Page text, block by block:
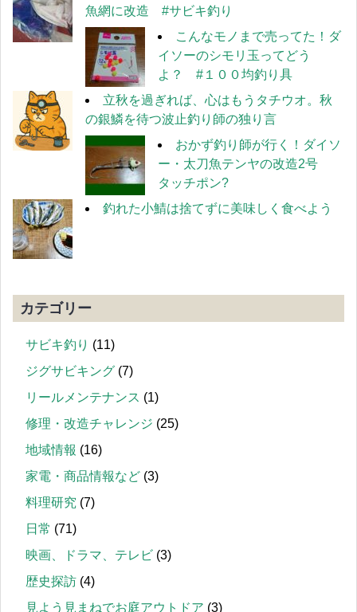
魚網に改造 #サビキ釣り
こんなモノまで売ってた！ダ
イソーのシモリ玉ってどう
よ？ #１００均釣り具
立秋を過ぎれば、心はもうタチウオ。秋
の銀鱗を待つ波止釣り師の独り言
おかず釣り師が行く！ダイソ
ー・太刀魚テンヤの改造2号
タッチポン?
釣れた小鯖は捨てずに美味しく食べよう
カテゴリー
サビキ釣り (11)
ジグサビキング (7)
リールメンテナンス (1)
修理・改造チャレンジ (25)
地域情報 (16)
家電・商品情報など (3)
料理研究 (7)
日常 (71)
映画、ドラマ、テレビ (3)
歴史探訪 (4)
見よう見まねでお庭アウトドア (3)